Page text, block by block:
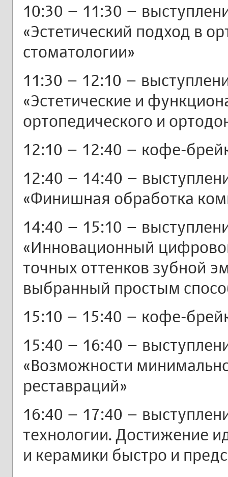
10:30 – 11:30 –
«Эстетический подход в
стоматологии»
11:30 – 12:10 –
«Эстетические и
ортопедического и
12:10 – 12:40 – кофе-
12:40 – 14:40 –
«Финишная обработка
14:40 – 15:10 –
«Инновационный
точных оттенков зубной
выбранный простым
15:10 – 15:40 – кофе-
15:40 – 16:40 –
«Возможности
реставраций»
16:40 – 17:40 –
технологии. Достижение
и керамики быстро и